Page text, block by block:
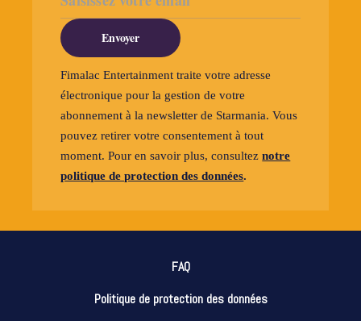
Envoyer
Fimalac Entertainment traite votre adresse
électronique pour la gestion de votre
abonnement à la newsletter de Starmania. Vous
pouvez retirer votre consentement à tout
moment. Pour en savoir plus, consulteznotre
politique de protection des données.
FAQ
Politique de protection des données